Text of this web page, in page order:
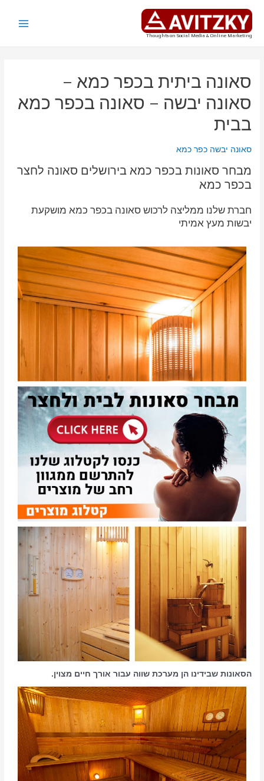
דילוג
לתוכן
Thoughts on Social Media & Online Marketing
סאונה ביתית בכפר כמא –
סאונה יבשה – סאונה בכפר כמא
בבית
סאונה יבשה כפר כמא
מבחר סאונות בכפר כמא בירושלים סאונה לחצר
בכפר כמא
חברת שלנו ממליצה לרכוש סאונה בכפר כמא מושקעת
יבשות מעץ אמיתי
הסאונות שבידינו הן מערכת שווה עבור אורך חיים מצוין.